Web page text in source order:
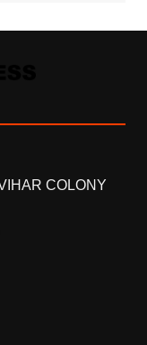
COLONY